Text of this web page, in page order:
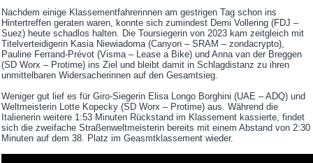
Nachdem einige Klassementfahrerinnen am gestrigen Tag schon ins
Hintertreffen geraten waren, konnte sich zumindest Demi Vollering (FDJ –
Suez) heute schadlos halten. Die Toursiegerin von 2023 kam zeitgleich mit
Titelverteidigerin Kasia Niewiadoma (Canyon – SRAM – zondacrypto),
Pauline Ferrand-Prévot (Visma – Lease a Bike) und Anna van der Breggen
(SD Worx – Protime) ins Ziel und bleibt damit in Schlagdistanz zu ihren
unmittelbaren Widersacherinnen auf den Gesamtsieg.
Weniger gut lief es für Giro-Siegerin Elisa Longo Borghini (UAE – ADQ) und
Weltmeisterin Lotte Kopecky (SD Worx – Protime) aus. Während die
Italienerin weitere 1:53 Minuten Rückstand im Klassement kassierte, findet
sich die zweifache Straßenweltmeisterin bereits mit einem Abstand von 2:30
Minuten auf dem 38. Platz im Geasmtklassement wieder.